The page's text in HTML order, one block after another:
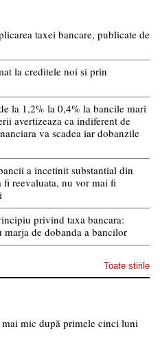
taxei bancare, publicate de
la creditele noi si prin
la 1,2% la 0,4% la bancile mari
avertizeaza ca indiferent de
va scadea iar dobanzile
a incetinit substantial din
fi reevaluata, nu vor mai fi
privind taxa bancara:
de dobanda a bancilor
Toate stirile
mic după primele cinci luni